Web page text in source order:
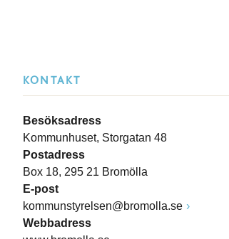
KONTAKT
Besöksadress
Kommunhuset, Storgatan 48
Postadress
Box 18, 295 21 Bromölla
E-post
kommunstyrelsen@bromolla.se
Webbadress